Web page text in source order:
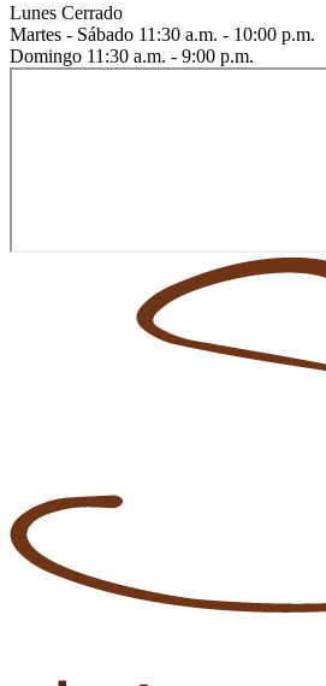
Lunes Cerrado
Martes - Sábado 11:30 a.m. - 10:00 p.m.
Domingo 11:30 a.m. - 9:00 p.m.